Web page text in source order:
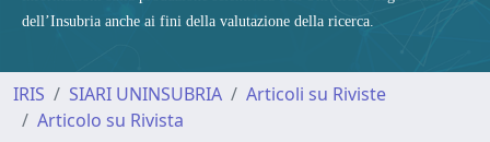
dell’Insubria anche ai fini della valutazione della ricerca.
IRIS SIARI UNINSUBRIA
Articoli su Riviste
Articolo su Rivista